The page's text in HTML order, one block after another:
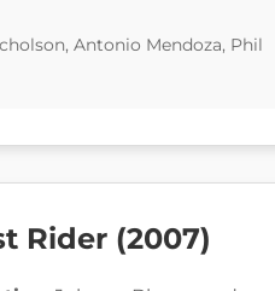
Antonio Mendoza, Phil
Rider (2007)